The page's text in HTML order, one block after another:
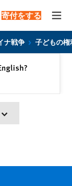
寄付をする
ナ戦争 子どもの権